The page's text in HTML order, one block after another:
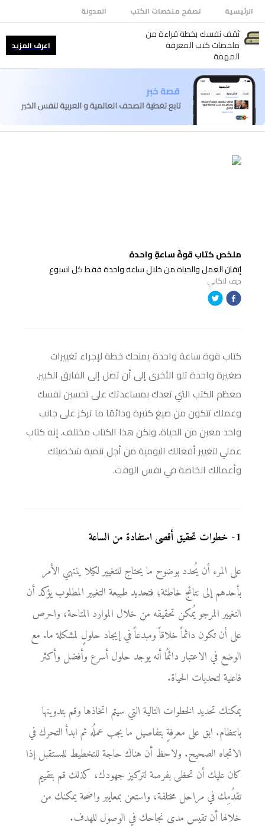
الرئيسية تصفح ملخصات الكتب المدونة
ثقف نفسك بخطة قراءة من
ملخصات كتب المعرفة
المهمة
اعرف المزيد
ملخص كتاب قوةُ ساعةٍ واحدة
إتقان العمل والحياة من خلال ساعة واحدة فقط كل اسبوع
ديف لاكاني
كتاب قوة ساعة واحدة يمنحك خطة لإجراء تغييرات
صغيرة واحدة تلو الأخرى إلى أن تصل إلى الفارق الكبير.
معظم الكتب التي تعدك بمساعدتك على تحسين نفسك
وعملك تتكون من صيغ كثيرة ودائمًا ما تركز على جانب
واحد معين من الحياة. ولكن هذا الكتاب مختلف. إنه كتاب
عملي لتغيير أفعالك اليومية من أجل تنمية شخصيتك
وأعمالك الخاصة في نفس الوقت.
1
- خطوات تحقيق أقصى استفادة من الساعة
‫على المرء أن يُحدد بوضوح ما يحتاج للتغيير لكيلا ينتهي الأمر
بأحدهم إلى نتائج خاطئة؛ فتحديد طبيعة التغيير المطلوب يؤكد أن
التغيير المرجو يُمكن تحقيقه من خلال الموارد المتاحة، واحرص
على أن تكون دائماً خلاقاً ومبدعاً في إيجاد حلولٍ لمشكلة ما. مع
الوضع في الاعتبار دائمًا أنه يوجد حلول أسرع وأفضل وأكثر
فاعلية لتحديات الحياة.
يمكنك تحديد الخطوات التالية التي سيتم اتخاذها وقم بتدوينها
بانتظام. ابق على معرفةٍ بتفاصيل ما يجب عملُه ثم ابدأ التحرك في
الاتجاه الصحيح. ولاحظ أن هناك حاجة للتخطيط للمستقبل إذا
كان عليك أن تحظى بفرصة لتركيز جهودك، كذلك قم بتقييم
تقدُمِك في مراحل مختلفة، واستعن بمعايير واضحة يمكنك من
خلالها أن تقيس مدى نجاحك في الوصول للهدف.